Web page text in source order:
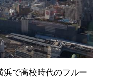
浜で高校時代のフルー